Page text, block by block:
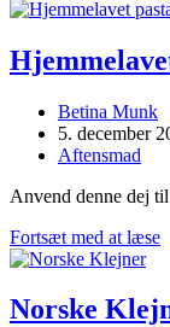
Post
author:
Betina Munk
Post
published:
5. december
Post
Aftensmad
Anvend denne dej
Fortsæt med at læse
Norske